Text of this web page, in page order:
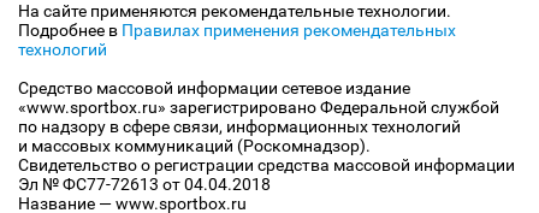
На сайте применяются рекомендательные технологии.
Подробнее в Правилах применения рекомендательных
технологий
Средство массовой информации сетевое издание
«www.sportbox.ru» зарегистрировано Федеральной службой
по надзору в сфере связи, информационных технологий
и массовых коммуникаций (Роскомнадзор).
Свидетельство о регистрации средства массовой информации
Эл № ФС77-72613 от 04.04.2018
Название — www.sportbox.ru